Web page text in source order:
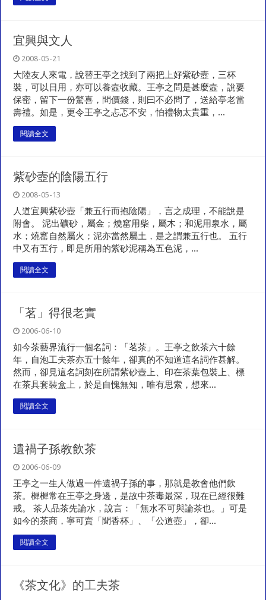
宜興與文人
2008-05-21
大陸友人來電，說替王亭之找到了兩把上好紫砂壼，三杯
裝，可以日用，亦可以養壼收藏。王亭之問是甚麼壼，說要
保密，留下一份驚喜，問價錢，則曰不必問了，送給亭老當
壽禮。如是，更令王亭之忐忑不安，怕禮物太貴重，...
閱讀全文
紫砂壺的陰陽五行
2008-05-13
人道宜興紫砂壺「兼五行而抱陰陽」，言之成理，不能說是
附會。 泥出礦砂，屬金；燒窰用柴，屬木；和泥用泉水，屬
水；燒窰自然屬火；泥亦當然屬土，是之謂兼五行也。 五行
中又有五行，即是所用的紫砂泥稱為五色泥，...
閱讀全文
「茗」得很老實
2006-06-10
如今茶藝界流行一個名詞：「茗茶」。王亭之飲茶六十餘
年，自泡工夫茶亦五十餘年，卻真的不知道這名詞作甚解。
然而，卻見這名詞刻在所謂紫砂壺上、印在茶葉包裝上、標
在茶具套裝盒上，於是自愧無知，唯有思索，想來...
閱讀全文
遺禍子孫教飲茶
2006-06-09
王亭之一生人做過一件遺禍子孫的事，那就是教會他們飲
茶。樨樨常在王亭之身邊，是故中茶毒最深，現在已經很難
戒。 茶人品茶先論水，說言：「無水不可與論茶也。」可是
如今的茶商，寧可賣「聞香杯」、「公道壺」，卻...
閱讀全文
《茶文化》的工夫茶